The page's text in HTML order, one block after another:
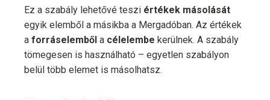
Ez a szabály lehetővé teszi értékek másolását
egyik elemből a másikba a Mergadóban. Az értékek
a forráselemből a célelembe kerülnek. A szabály
tömegesen is használható – egyetlen szabályon
belül több elemet is másolhatsz.